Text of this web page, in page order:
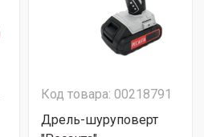
Код товара: 00218791
Дрель-шуруповерт